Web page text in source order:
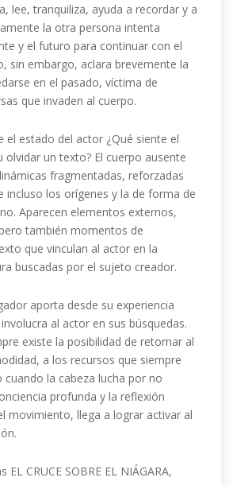
lee, tranquiliza, ayuda a recordar y a
la otra persona intenta
y el futuro para continuar con el
sin embargo, aclara brevemente la
en el pasado, víctima de
que invaden al cuerpo.
el estado del actor ¿Qué siente el
olvidar un texto? El cuerpo ausente
fragmentadas, reforzadas
incluso los orígenes y la de forma de
Aparecen elementos externos,
también momentos de
que vinculan al actor en la
buscadas por el sujeto creador.
aporta desde su experiencia
al actor en sus búsquedas.
existe la posibilidad de retornar al
a los recursos que siempre
cuando la cabeza lucha por no
profunda y la reflexión
movimiento, llega a lograr activar al
EL CRUCE SOBRE EL NIÁGARA,